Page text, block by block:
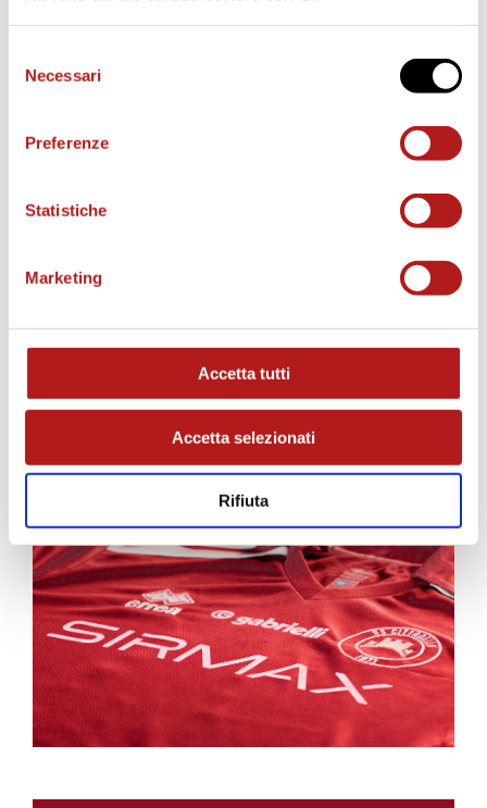
delNecessari
Preferenze
Statistiche
Marketing
Accetta tutti
Accetta selezionati
Rifiuta
BIGLIETTI
AS CITTADELLA STORE